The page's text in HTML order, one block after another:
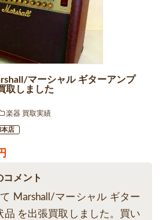
マーシャル ギターアンプ
取しました
楽器 買取実績
本店
コメント
Marshall/マーシャル ギター
品 を出張買取しました。買い